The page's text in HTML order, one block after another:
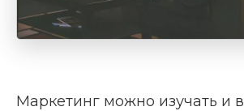
Маркетинг можно изучать и в